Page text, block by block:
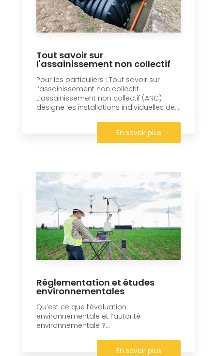
Tout savoir sur
l'assainissement non collectif
Pour les particuliers : Tout savoir sur
l’assainissement non collectif
L’assainissement non collectif (ANC)
désigne les installations individuelles de...
En savoir plus
Réglementation et études
environnementales
Qu’est ce que l’évaluation
environnementale et l’autorité
environnementale ?...
En savoir plus